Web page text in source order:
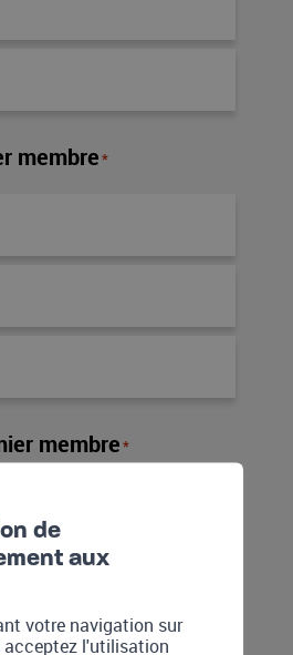
membre*
membre*
de
aux
votre navigation sur
acceptez l'utilisation